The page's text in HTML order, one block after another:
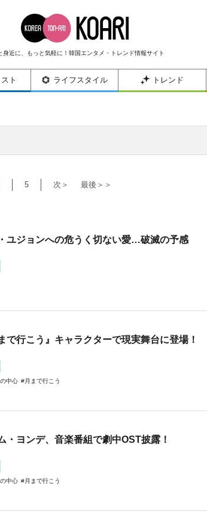
身近に、もっと気軽に！韓国エンタメ・トレンド情報サイト
ト ライフスタイル トレンド
5 次＞ 最後＞＞
ユジョンへの危うく切ない愛…破滅の予感
で行こう』キャラクターで現実舞台に登場！
中心 月まで行こう
・ヨンデ、音楽番組で劇中OST披露！
中心 月まで行こう